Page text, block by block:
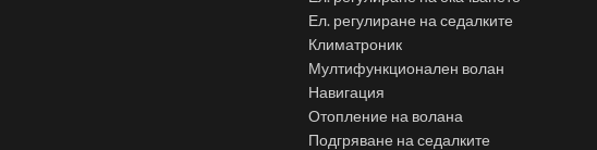
Ел. регулиране на седалките
Климатроник
Мултифункционален волан
Навигация
Отопление на волана
Подгряване на седалките